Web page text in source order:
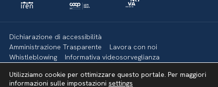
Dichiarazione di accessibilità
Amministrazione Trasparente
Lavora con noi
Whistleblowing
Informativa videosorveglianza
Mappa del sito
Utilizziamo cookie per ottimizzare questo portale. Per maggiori
informazioni sulle impostazioni settings